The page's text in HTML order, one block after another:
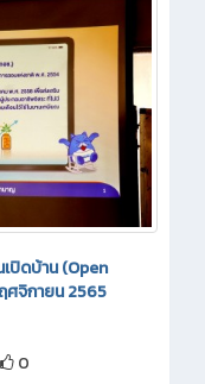
ปิดบ้าน (Open
ศจิกายน 2565
0